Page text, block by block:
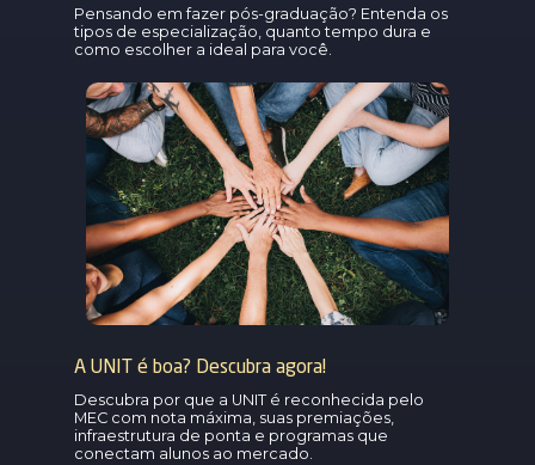
Pensando em fazer pós-graduação? Entenda os
tipos de especialização, quanto tempo dura e
como escolher a ideal para você.
A UNIT é boa? Descubra agora!
Descubra por que a UNIT é reconhecida pelo
MEC com nota máxima, suas premiações,
infraestrutura de ponta e programas que
conectam alunos ao mercado.